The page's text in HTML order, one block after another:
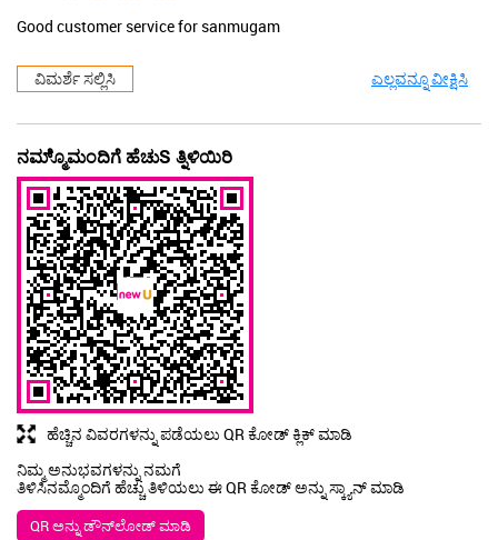
Good customer service for sanmugam
ವಿಮರ್ಶೆ ಸಲ್ಲಿಸಿ ಎಲ್ಲವನ್ನೂ ವೀಕ್ಷಿಸಿ
ನಮ್ಮೊ್ಮಂದಿಗೆ ಹೆಚುS ತ್ನಿಳಿಯಿರಿ
ಹೆಚ್ಚಿನ ವಿವರಗಳನ್ನು ಪಡೆಯಲು QR ಕೋಡ್ ಕ್ಲಿಕ್ ಮಾಡಿ
ನಿಮ್ಮ ಅನುಭವಗಳನ್ನು ನಮಗೆ
ತಿಳಿಸಿನಮ್ಮೊಂದಿಗೆ ಹೆಚ್ಚು ತಿಳಿಯಲು ಈ QR ಕೋಡ್ ಅನ್ನು ಸ್ಕ್ಯಾನ್ ಮಾಡಿ
QR ಅನ್ನು ಡೌನ್‌ಲೋಡ್ ಮಾಡಿ